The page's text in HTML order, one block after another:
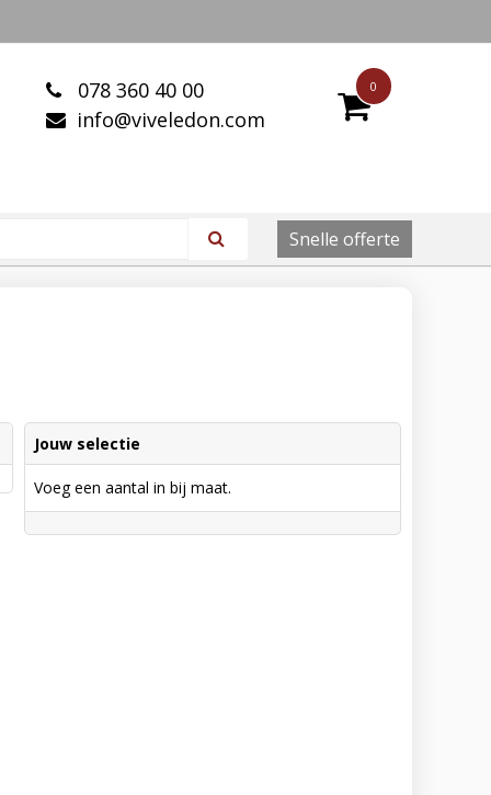
0
078 360 40 00
info@viveledon.com
Snelle offerte
Jouw selectie
Voeg een aantal in bij maat.